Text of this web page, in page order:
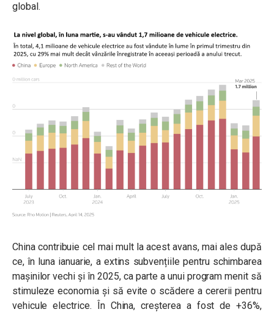
global.
China contribuie cel mai mult la acest avans, mai ales după
ce, în luna ianuarie, a extins subvențiile pentru schimbarea
mașinilor vechi și în 2025, ca parte a unui program menit să
stimuleze economia și să evite o scădere a cererii pentru
vehicule electrice. În China, creșterea a fost de +36%,